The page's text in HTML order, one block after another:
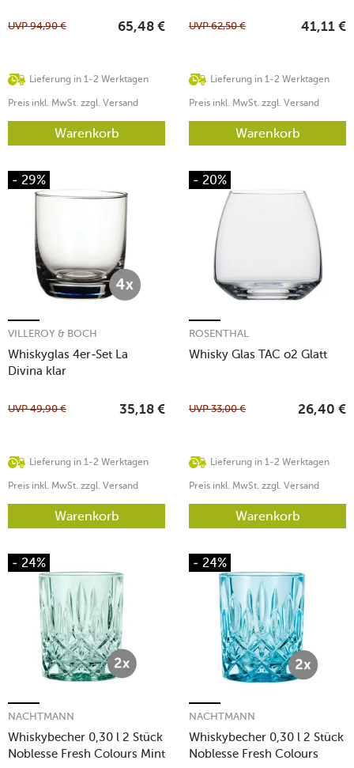
Lieferung in 1-2 Werktagen
UVP94,90 € 65,48 €
Preis inkl. MwSt. zzgl. Versand
Warenkorb
Lieferung in 1-2 Werktagen
UVP62,50 € 41,11 €
Preis inkl. MwSt. zzgl. Versand
Warenkorb
- 29%
Whiskyglas 4er-Set La
Divina klar
VILLEROY & BOCH
Lieferung in 1-2 Werktagen
UVP49,90 € 35,18 €
Preis inkl. MwSt. zzgl. Versand
Warenkorb
- 20%
Whisky Glas TAC o2 Glatt
ROSENTHAL
Lieferung in 1-2 Werktagen
UVP33,00 € 26,40 €
Preis inkl. MwSt. zzgl. Versand
Warenkorb
- 24%
Whiskybecher 0,30 l 2 Stück
Noblesse Fresh Colours Mint
NACHTMANN
- 24%
Whiskybecher 0,30 l 2 Stück
Noblesse Fresh Colours
NACHTMANN